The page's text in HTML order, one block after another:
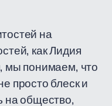
на
как Лидия
мы понимаем, что
просто блеск и
на общество,